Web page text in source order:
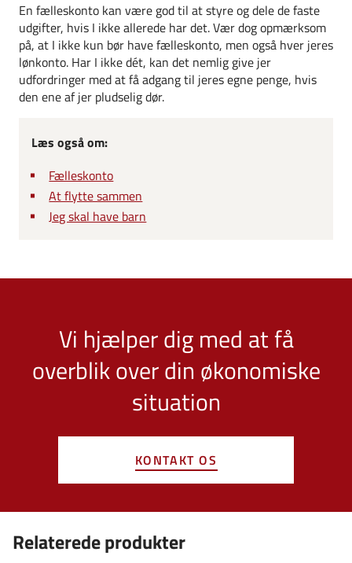
En fælleskonto kan være god til at styre og dele de faste
udgifter, hvis I ikke allerede har det. Vær dog opmærksom
på, at I ikke kun bør have fælleskonto, men også hver jeres
lønkonto. Har I ikke dét, kan det nemlig give jer
udfordringer med at få adgang til jeres egne penge, hvis
den ene af jer pludselig dør.
Læs også om:
Fælleskonto
At flytte sammen
Jeg skal have barn
Vi hjælper dig med at få
overblik over din økonomiske
situation
KONTAKT OS
Relaterede produkter